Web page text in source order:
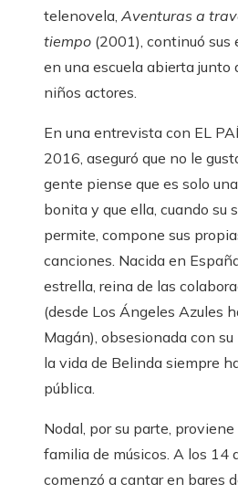
telenovela, Aventuras a
tiempo (2001), continuó sus
en una escuela abierta junto
niños actores.
En una entrevista con EL
2016, aseguró que no le
gente piense que es solo
bonita y que ella, cuando su
permite, compone sus
canciones. Nacida en
estrella, reina de las
(desde Los Ángeles Azules
Magán), obsesionada con su
la vida de Belinda siempre
pública.
Nodal, por su parte, proviene
familia de músicos. A los 14
comenzó a cantar en bares